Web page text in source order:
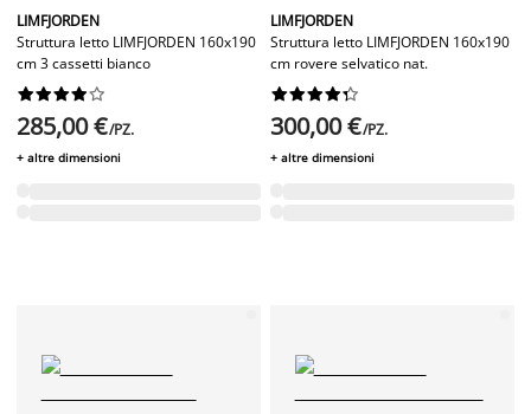
LIMFJORDEN
Struttura letto LIMFJORDEN 160x190
cm 3 cassetti bianco






285,00 €/PZ.
+ altre dimensioni
LIMFJORDEN
Struttura letto LIMFJORDEN 160x190
cm rovere selvatico nat.






300,00 €/PZ.
+ altre dimensioni